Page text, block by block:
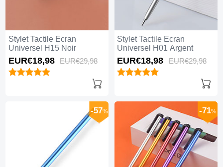
Stylet Tactile Ecran
Universel H15 Noir
EUR€18,98 EUR€29,98
Stylet Tactile Ecran
Universel H01 Argent
EUR€18,98 EUR€29,98
-57% -71%